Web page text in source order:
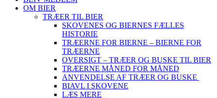
OM BIER
TRÆER TIL BIER
SKOVENES OG BIERNES FÆLLES
HISTORIE
TRÆERNE FOR BIERNE – BIERNE FOR
TRÆERNE
OVERSIGT – TRÆER OG BUSKE TIL BIER
TRÆERNE MÅNED FOR MÅNED
ANVENDELSE AF TRÆER OG BUSKE
BIAVL I SKOVENE
LÆS MERE